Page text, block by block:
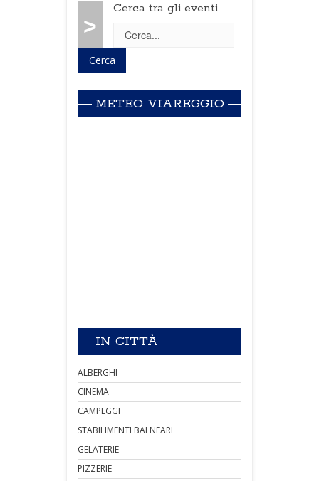
>
Cerca tra gli eventi
METEO VIAREGGIO
IN CITTÀ
ALBERGHI
CINEMA
CAMPEGGI
STABILIMENTI BALNEARI
GELATERIE
PIZZERIE